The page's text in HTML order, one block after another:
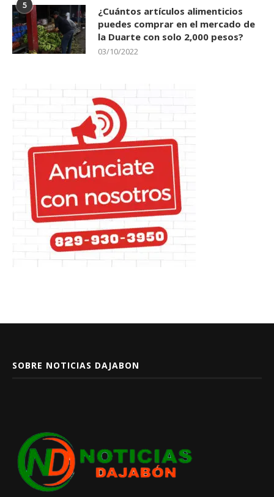
5
¿Cuántos artículos alimenticios
puedes comprar en el mercado de
la Duarte con solo 2,000 pesos?
03/10/2022
SOBRE NOTICIAS DAJABON